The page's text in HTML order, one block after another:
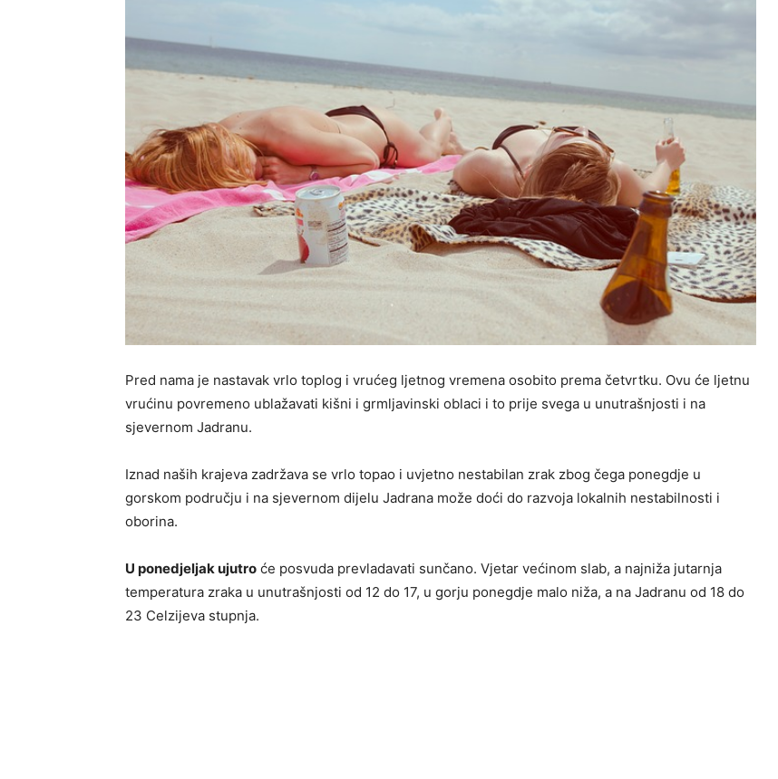
Pred nama je nastavak vrlo toplog i vrućeg ljetnog vremena osobito prema četvrtku. Ovu će ljetnu
vrućinu povremeno ublažavati kišni i grmljavinski oblaci i to prije svega u unutrašnjosti i na
sjevernom Jadranu.
Iznad naših krajeva zadržava se vrlo topao i uvjetno nestabilan zrak zbog čega ponegdje u
gorskom području i na sjevernom dijelu Jadrana može doći do razvoja lokalnih nestabilnosti i
oborina.
U ponedjeljak ujutro će posvuda prevladavati sunčano. Vjetar većinom slab, a najniža jutarnja
temperatura zraka u unutrašnjosti od 12 do 17, u gorju ponegdje malo niža, a na Jadranu od 18 do
23 Celzijeva stupnja.